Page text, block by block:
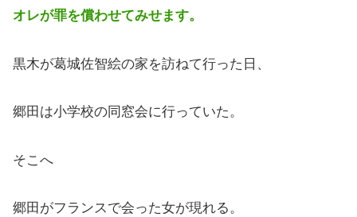
オレが罪を償わせてみせます。
黒木が葛城佐智絵の家を訪ねて行った日、
郷田は小学校の同窓会に行っていた。
そこへ
郷田がフランスで会った女が現れる。